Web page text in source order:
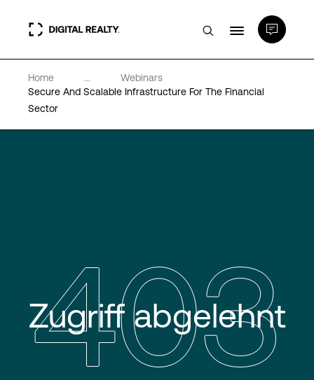
Rechenzentren
PlatformDIGITAL®
Language
Home ...
Webinars
Secure And Scalable Infrastructure For The Financial
Sector
403
Zugriff abgelehnt